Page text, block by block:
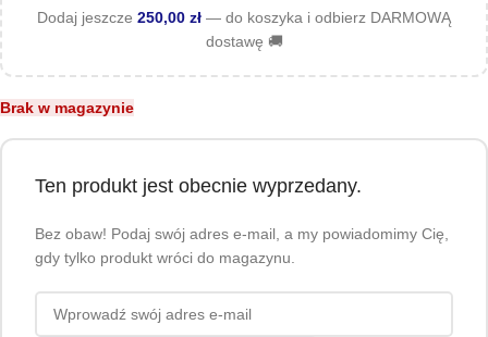
Dodaj jeszcze 250,00 zł — do koszyka i odbierz DARMOWĄ
dostawę 🚚
Brak w magazynie
Ten produkt jest obecnie wyprzedany.
Bez obaw! Podaj swój adres e-mail, a my powiadomimy Cię,
gdy tylko produkt wróci do magazynu.